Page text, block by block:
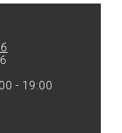
- 19:00